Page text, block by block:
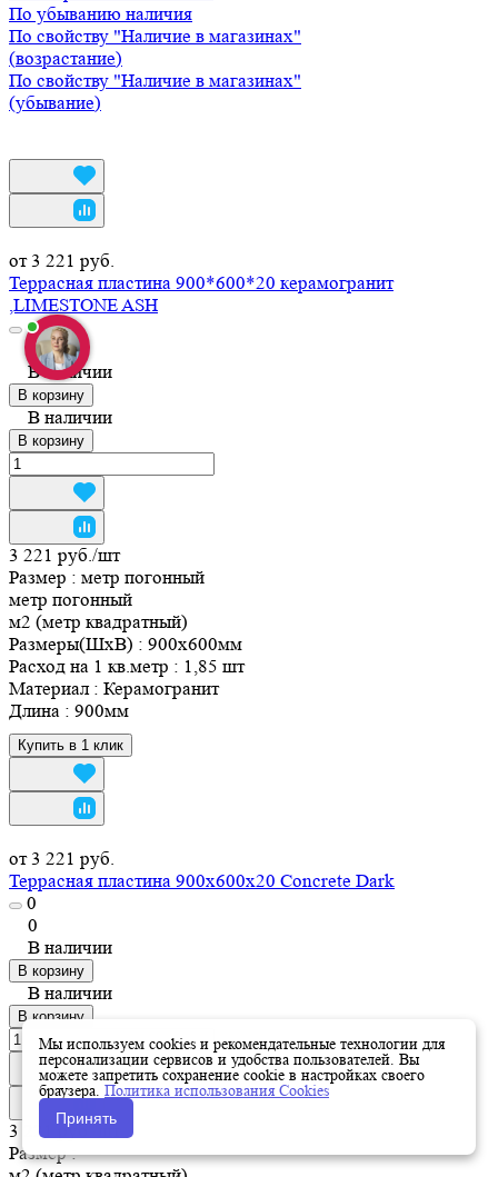
По убыванию наличия
По свойству "Наличие в магазинах"
(возрастание)
По свойству "Наличие в магазинах"
(убывание)
от 3 221 руб.
Террасная пластина 900*600*20 керамогранит
,LIMESTONE ASH
0
0
В наличии
В корзину
В наличии
В корзину
3 221 руб./шт
Размер : метр погонный
метр погонный
м2 (метр квадратный)
Размеры(ШхВ) : 900х600мм
Расход на 1 кв.метр : 1,85 шт
Материал : Керамогранит
Длина : 900мм
Купить в 1 клик
от 3 221 руб.
Террасная пластина 900х600х20 Concrete Dark
0
0
В наличии
В корзину
В наличии
В корзину
3 221 руб./шт
Размер :—
Мы используем cookies и рекомендательные технологии для
персонализации сервисов и удобства пользователей. Вы
можете запретить сохранение cookie в настройках своего
браузера. Политика использования Cookies
Принять